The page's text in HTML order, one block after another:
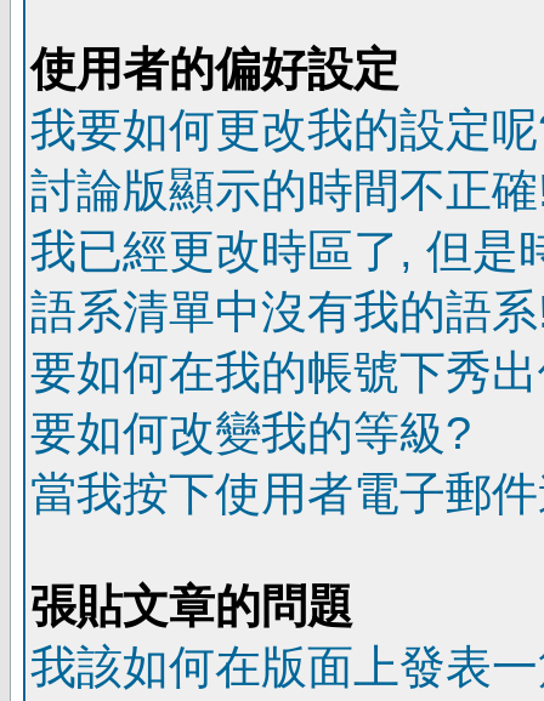
使用者的偏好設定
我要如何更改我的設定
討論版顯示的時間不正
我已經更改時區了, 但是
語系清單中沒有我的語
要如何在我的帳號下秀
要如何改變我的等級?
當我按下使用者電子郵
張貼文章的問題
我該如何在版面上發表